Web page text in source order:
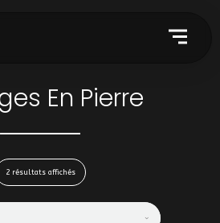
En Pierre
2 résultats affichés